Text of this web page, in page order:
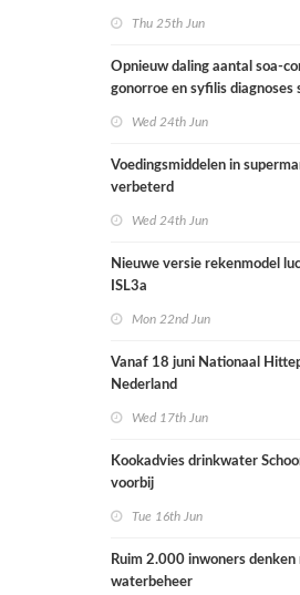
Thu 25th Jun
Opnieuw daling aantal soa-
gonorroe en syfilis diagnoses
Wed 24th Jun
Voedingsmiddelen in
verbeterd
Wed 24th Jun
Nieuwe versie rekenmodel
ISL3a
Mon 22nd Jun
Vanaf 18 juni Nationaal
Nederland
Wed 17th Jun
Kookadvies drinkwater
voorbij
Tue 16th Jun
Ruim 2.000 inwoners
waterbeheer